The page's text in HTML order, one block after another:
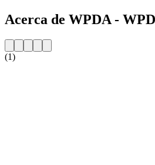
Acerca de WPDA -
(1)